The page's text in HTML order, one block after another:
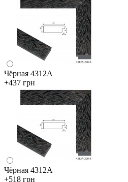
Чёрная 4312А
+437 грн
Чёрная 4312А
+518 грн